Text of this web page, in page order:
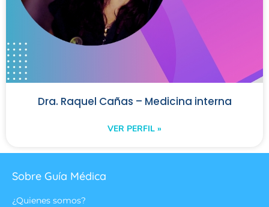
Dra. Raquel Cañas – Medicina interna
VER PERFIL »
Sobre Guía Médica
¿Quienes somos?